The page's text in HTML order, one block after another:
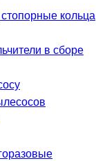
кольца
в сборе